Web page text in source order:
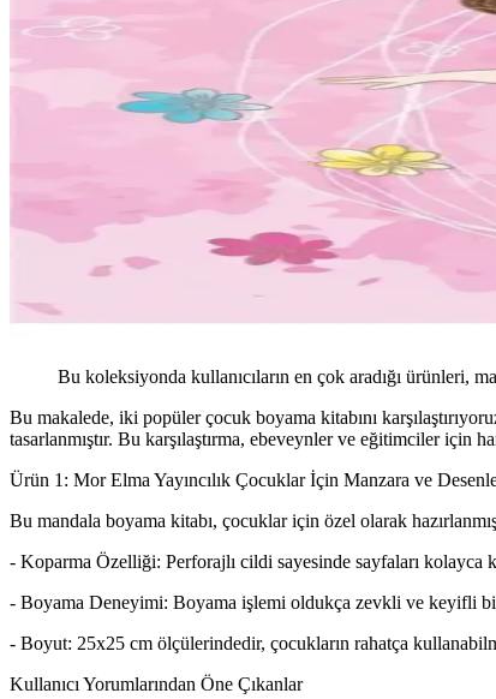
Bu koleksiyonda kullanıcıların en çok aradığı ürünleri,
Bu makalede, iki popüler çocuk boyama kitabını
tasarlanmıştır. Bu karşılaştırma, ebeveynler ve eğitimciler için
Ürün 1: Mor Elma Yayıncılık Çocuklar İçin Manzara ve
Bu mandala boyama kitabı, çocuklar için özel olarak
- Koparma Özelliği: Perforajlı cildi sayesinde sayfaları kolayca
- Boyama Deneyimi: Boyama işlemi oldukça zevkli ve keyifli bir
- Boyut: 25x25 cm ölçülerindedir, çocukların rahatça
Kullanıcı Yorumlarından Öne Çıkanlar